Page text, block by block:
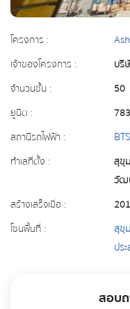
โครงการ :
เจ้าของโครงการ :
บริ
จำนวนชั้น :
50
ยูนิต :
783
สถานีรถไฟฟ้า :
ทำเลที่ตั้ง :
สุขุ
วัฒ
สร้างเสร็จเมื่อ :
โซนพื้นที่ :
สุขุ
ปร
สอบ